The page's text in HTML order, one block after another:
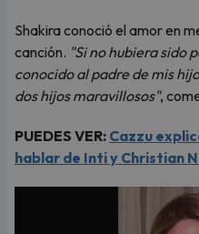
Shakira conoció el amor en
canción. "Si no hubiera sido
conocido al padre de mis
dos hijos maravillosos",
PUEDES VER: Cazzu
hablar de Inti y Christian